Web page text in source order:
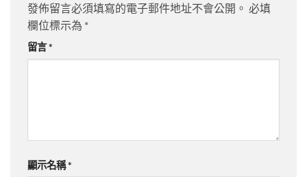
發佈留言必須填寫的電子郵件地址不會公開。 必填
欄位標示為 *
留言*
顯示名稱*